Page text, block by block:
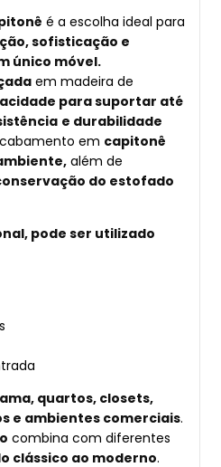
é a escolha ideal para
sofisticação e
único móvel.
em madeira de
para suportar até
e durabilidade
em capitonê
além de
do estofado
pode ser utilizado
quartos, closets,
e ambientes comerciais.
combina com diferentes
clássico ao moderno.